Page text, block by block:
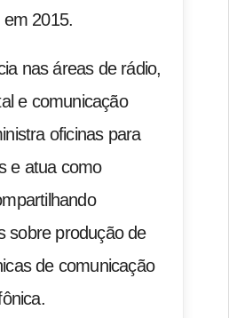
2015.
nas áreas de rádio,
e comunicação
oficinas para
e atua como
sobre produção de
de comunicação